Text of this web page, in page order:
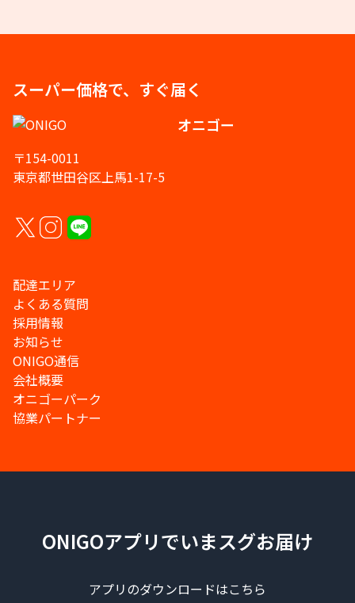
スーパー価格で、すぐ届く
オニゴー
〒154-0011
東京都世田谷区上馬1-17-5
配達エリア
よくある質問
採用情報
お知らせ
ONIGO通信
会社概要
オニゴーパーク
協業パートナー
ONIGOアプリでいまスグお届け
アプリのダウンロードはこちら